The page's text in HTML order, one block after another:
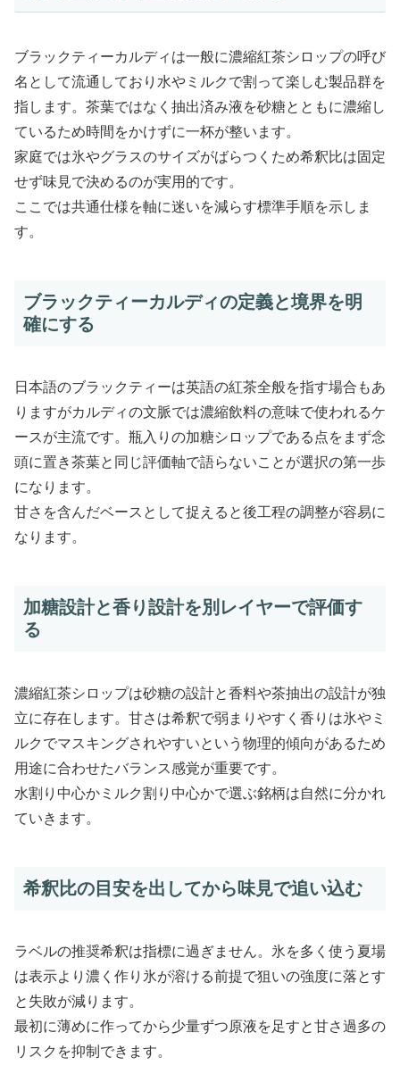
ブラックティーカルディは一般に濃縮紅茶シロップの呼び
名として流通しており水やミルクで割って楽しむ製品群を
指します。茶葉ではなく抽出済み液を砂糖とともに濃縮し
ているため時間をかけずに一杯が整います。
家庭では氷やグラスのサイズがばらつくため希釈比は固定
せず味見で決めるのが実用的です。
ここでは共通仕様を軸に迷いを減らす標準手順を示しま
す。
ブラックティーカルディの定義と境界を明
確にする
日本語のブラックティーは英語の紅茶全般を指す場合もあ
りますがカルディの文脈では濃縮飲料の意味で使われるケ
ースが主流です。瓶入りの加糖シロップである点をまず念
頭に置き茶葉と同じ評価軸で語らないことが選択の第一歩
になります。
甘さを含んだベースとして捉えると後工程の調整が容易に
なります。
加糖設計と香り設計を別レイヤーで評価す
る
濃縮紅茶シロップは砂糖の設計と香料や茶抽出の設計が独
立に存在します。甘さは希釈で弱まりやすく香りは氷やミ
ルクでマスキングされやすいという物理的傾向があるため
用途に合わせたバランス感覚が重要です。
水割り中心かミルク割り中心かで選ぶ銘柄は自然に分かれ
ていきます。
希釈比の目安を出してから味見で追い込む
ラベルの推奨希釈は指標に過ぎません。氷を多く使う夏場
は表示より濃く作り氷が溶ける前提で狙いの強度に落とす
と失敗が減ります。
最初に薄めに作ってから少量ずつ原液を足すと甘さ過多の
リスクを抑制できます。